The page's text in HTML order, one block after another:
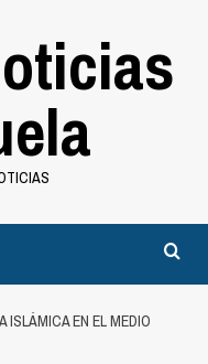
ISLÁMICA EN EL MEDIO